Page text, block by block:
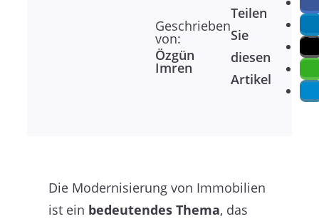
Geschrieben
von:
Özgün
Imren
Teilen
Sie
diesen
Artikel
Die Modernisierung von Immobilien
ist ein bedeutendes Thema, das